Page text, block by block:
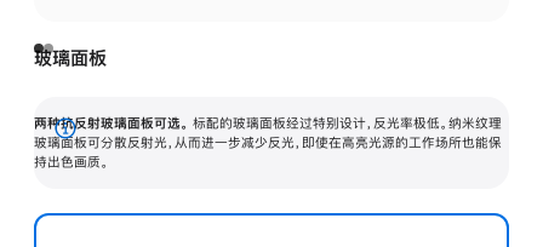
玻璃面板
两种抗反射玻璃面板可选。 标配的玻璃面板经过特别设计，反光率极低。纳米纹理
玻璃面板可分散反射光，从而进一步减少反光，即使在高亮光源的工作场所也能保
持出色画质。
展
开